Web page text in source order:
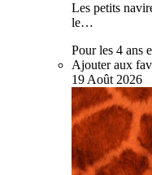
Les petits
le…
Pour les 4 ans
Ajouter aux
19 Août 2026